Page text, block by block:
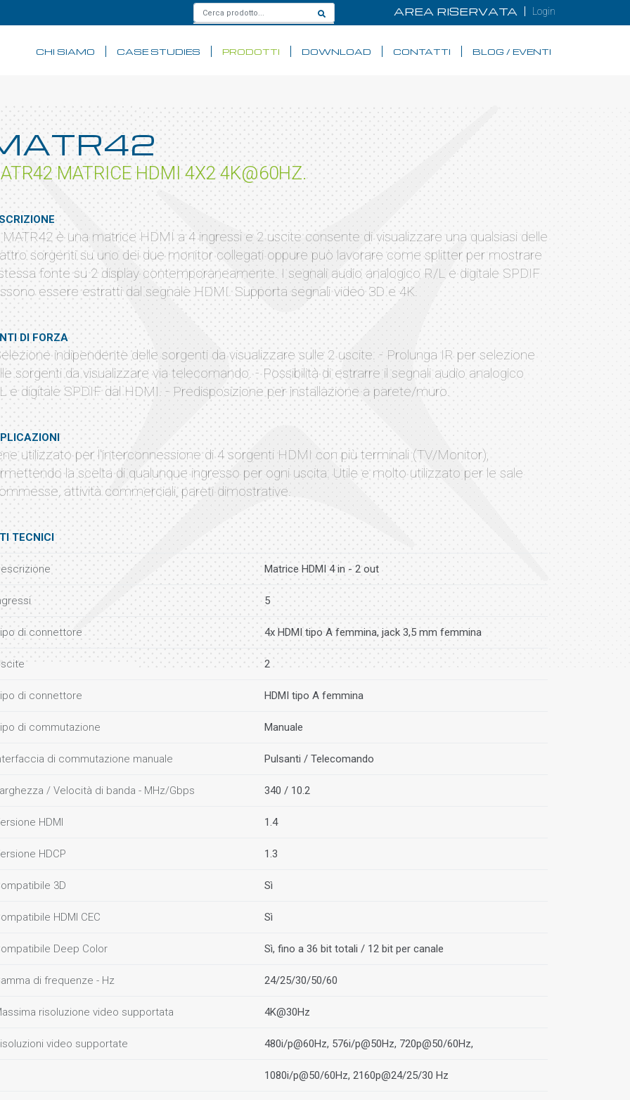
AREA RISERVATA Login
CHI SIAMO CASE STUDIES PRODOTTI DOWNLOAD CONTATTI BLOG / EVENTI
MATRICE HDMI 4X2 4K@60HZ.
MATR42 è una matrice HDMI a 4 ingressi e 2 uscite consente di visualizzare una qualsiasi delle
sorgenti su uno dei due monitor collegati oppure può lavorare come splitter per mostrare
fonte su 2 display contemporaneamente. I segnali audio analogico R/L e digitale SPDIF
essere estratti dal segnale HDMI. Supporta segnali video 3D e 4K.
DI FORZA
indipendente delle sorgenti da visualizzare sulle 2 uscite. - Prolunga IR per selezione
sorgenti da visualizzare via telecomando. - Possibilità di estrarre il segnali audio analogico
e digitale SPDIF dal HDMI. - Predisposizione per installazione a parete/muro.
utilizzato per l'interconnessione di 4 sorgenti HDMI con più terminali (TV/Monitor),
la scelta di qualunque ingresso per ogni uscita. Utile e molto utilizzato per le sale
attività commerciali, pareti dimostrative.
TECNICI
Matrice HDMI 4 in - 2 out
5
di connettore 4x HDMI tipo A femmina, jack 3,5 mm femmina
2
di connettore HDMI tipo A femmina
di commutazione Manuale
di commutazione manuale Pulsanti / Telecomando
/ Velocità di banda - MHz/Gbps 340 / 10.2
HDMI 1.4
HDCP 1.3
3D Sì
HDMI CEC Sì
Deep Color Sì, fino a 36 bit totali / 12 bit per canale
di frequenze - Hz 24/25/30/50/60
risoluzione video supportata 4K@30Hz
video supportate 480i/p@60Hz, 576i/p@50Hz, 720p@50/60Hz,
1080i/p@50/60Hz, 2160p@24/25/30 Hz